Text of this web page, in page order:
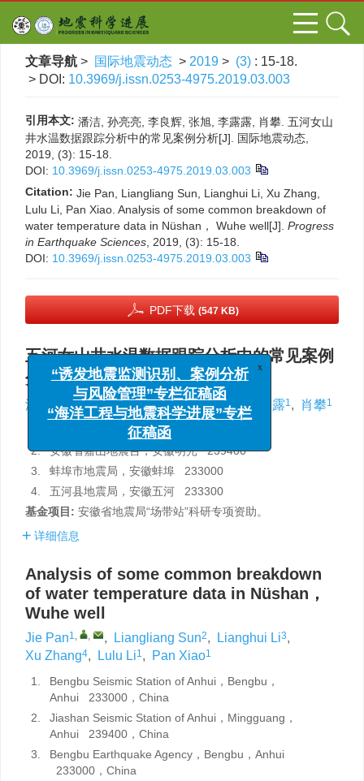
文章导航 > 国际地震动态 > 2019 > (3) : 15-18.
> DOI: 10.3969/j.issn.0253-4975.2019.03.003
引用本文: 潘洁, 孙亮亮, 李良辉, 张旭, 李露露, 肖攀. 五河女山
井水温数据跟踪分析中的常见案例分析[J]. 国际地震动态,
2019, (3): 15-18.
DOI: 10.3969/j.issn.0253-4975.2019.03.003
Citation: Jie Pan, Liangliang Sun, Lianghui Li, Xu Zhang,
Lulu Li, Pan Xiao. Analysis of some common breakdown of
water temperature data in Nüshan， Wuhe well[J]. Progress
in Earthquake Sciences , 2019, (3): 15-18.
DOI: 10.3969/j.issn.0253-4975.2019.03.003
PDF下载 (547 KB)
五河女山井水温数据跟踪分析中的常见案例
分析
潘洁 1 , , , 孙亮亮2, 李良辉3, 张旭 , 李露露1, 肖攀1
安徽省蚌埠地震台，安徽蚌埠 233000
2.
安徽省嘉山地震台，安徽明光 239400
3.
蚌埠市地震局，安徽蚌埠 233000
4.
五河县地震局，安徽五河 233300
基金项目: 安徽省地震局“场带站”科研专项资助。
详细信息
Analysis of some common breakdown
of water temperature data in Nüshan，
Wuhe well
Jie Pan1, , , Liangliang Sun2, Lianghui Li3,
Xu Zhang4, Lulu Li1, Pan Xiao1
1.
Bengbu Seismic Station of Anhui，Bengbu，
Anhui 233000，China
2.
Jiashan Seismic Station of Anhui，Mingguang，
Anhui 239400，China
3.
Bengbu Earthquake Agency，Bengbu，Anhui
233000，China
x
“诱发地震监测识别、案例分析
与风险管理”专栏征稿函
“海洋工程与地震科学进展”专栏
征稿函